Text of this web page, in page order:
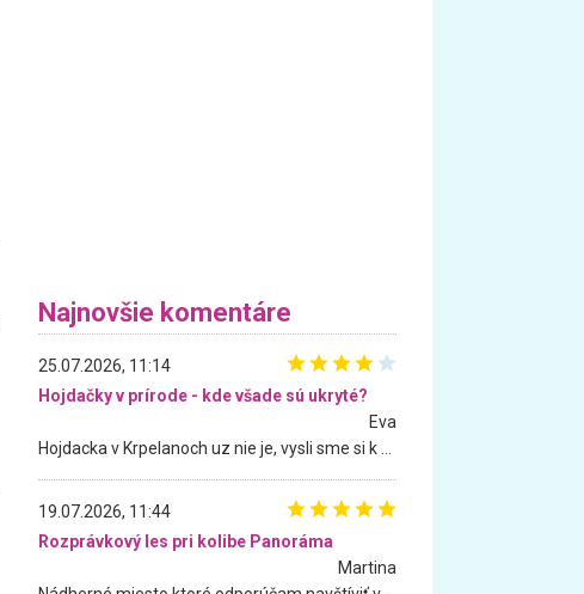
Najnovšie komentáre
25.07.2026, 11:14
Hojdačky v prírode - kde všade sú ukryté?
Eva
19.07.2026, 11:44
Rozprávkový les pri kolibe Panoráma
Martina